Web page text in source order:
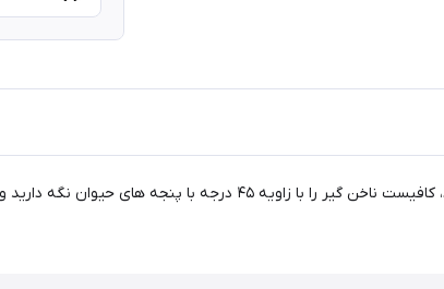
برای استفاده از این ناخن گیر، پس از ثابت نگه داشتن گربه یا سگ و نگه داشتن پنجه های او در دستان خود،